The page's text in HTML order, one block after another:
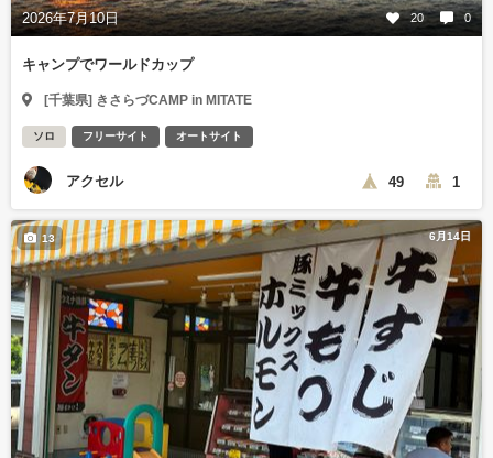
2026年7月10日 20 0
キャンプでワールドカップ
[千葉県] きさらづCAMP in MITATE
ソロ フリーサイト オートサイト
アクセル 49 1
6月14日
13